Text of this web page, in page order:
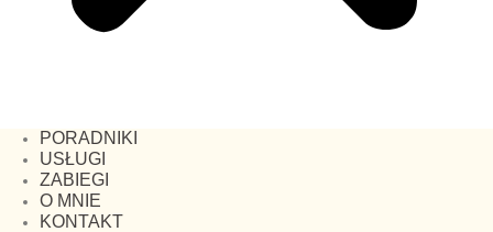
PORADNIKI
USŁUGI
ZABIEGI
O MNIE
KONTAKT